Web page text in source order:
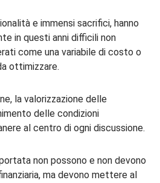
e immensi sacrifici, hanno
in questi anni difficili non
come una variabile di costo o
ottimizzare.
la valorizzazione delle
delle condizioni
al centro di ogni discussione.
non possono e non devono
ma devono mettere al